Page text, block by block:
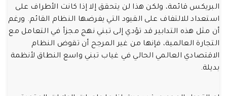
البريكس قائمة، ولكن هذا لن يتحقق إلا إذا كانت الأطراف على
استعداد للالتفاف على القيود التي يفرضها النظام القائم. ورغم
أن مثل هذه التدابير قد تؤدي إلى تبني نهج مجزأ في التعامل مع
التجارة العالمية، فإنها من غير المرجح أن تقوض النظام
الاقتصادي العالمي الحالي في غياب تبني واسع النطاق لأنظمة
بديلة.